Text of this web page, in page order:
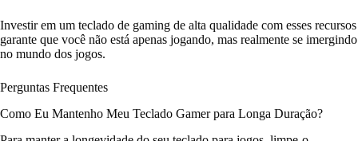
Investir em um teclado de gaming de alta qualidade com esses recursos
garante que você não está apenas jogando, mas realmente se imergindo
no mundo dos jogos.
Perguntas Frequentes
Como Eu Mantenho Meu Teclado Gamer para Longa Duração?